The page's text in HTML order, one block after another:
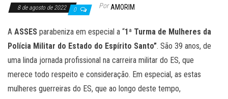
8 de agosto de 2022 0 Por AMORIM
A ASSES parabeniza em especial a “1ª Turma de Mulheres da
Polícia Militar do Estado do Espírito Santo”. São 39 anos, de
uma linda jornada profissional na carreira militar do ES, que
merece todo respeito e consideração. Em especial, as estas
mulheres guerreiras do ES, que ao longo deste tempo,